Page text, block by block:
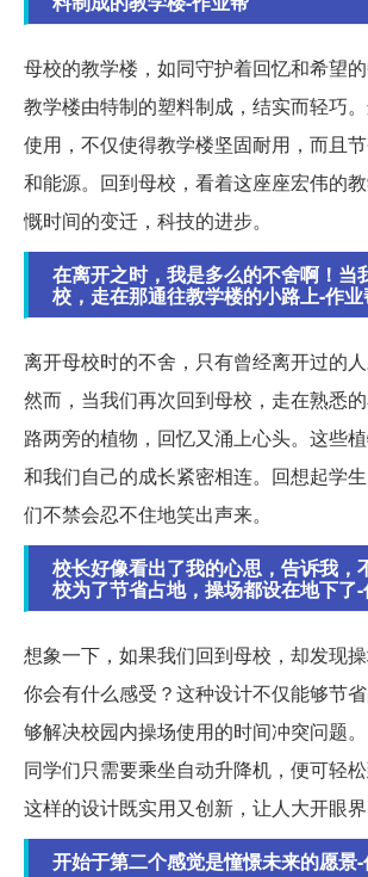
母校的教学楼，如同守护着回忆和希望
教学楼由特制的塑料制成，结实而轻巧
使用，不仅使得教学楼坚固耐用，而且
和能源。回到母校，看着这座座宏伟的
慨时间的变迁，科技的进步。
在离开之时，我是多么的不舍啊！当
校，走在那通往教学楼的小路上-作
离开母校时的不舍，只有曾经离开过的人
然而，当我们再次回到母校，走在熟悉
路两旁的植物，回忆又涌上心头。这些
和我们自己的成长紧密相连。回想起学
们不禁会忍不住地笑出声来。
校长好像看出了我的心思，告诉我，
校为了节省占地，操场都设在地下了
想象一下，如果我们回到母校，却发现
你会有什么感受？这种设计不仅能够节
够解决校园内操场使用的时间冲突问题
同学们只需要乘坐自动升降机，便可轻松
这样的设计既实用又创新，让人大开眼界
开始于第二个感觉是憧憬未来的愿景